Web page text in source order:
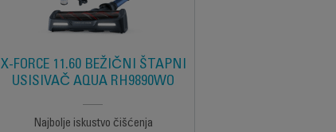
X-FORCE 11.60 BEŽIČNI ŠTAPNI
USISIVAČ AQUA RH9890WO
Najbolje iskustvo čišćenja